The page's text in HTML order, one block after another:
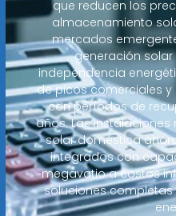
que reducen los
almacenamiento
mercados
generación
independencia
de picos comerciales
con períodos de
años. Las
solar doméstica
integrados con
megavatio a costos
soluciones